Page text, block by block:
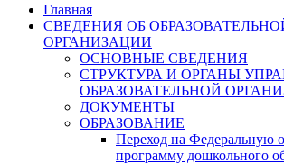
Главная
СВЕДЕНИЯ ОБ
ОРГАНИЗАЦИИ
ОСНОВНЫЕ СВЕДЕНИЯ
СТРУКТУРА И ОРГАНЫ
ОБРАЗОВАТЕЛЬНОЙ
ДОКУМЕНТЫ
ОБРАЗОВАНИЕ
Переход на Федеральную
программу дошкольного